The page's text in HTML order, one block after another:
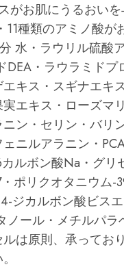
がお肌にうるおい
種類のアミノ酸が
水・ラウリル硫酸
DEA・ラウラミド
キス・スギナエキ
エキス・ローズマ
ン・セリン・バリ
ニルアラニン・
ルボン酸Na・グリ
ポリクオタニウム-
ジカルボン酸ビス
ノール・メチルパ
は原則、承ってお